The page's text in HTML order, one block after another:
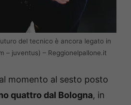
del tecnico è ancora legato in
– juventus) – Reggionelpallone.it
momento al sesto posto
quattro dal Bologna, in